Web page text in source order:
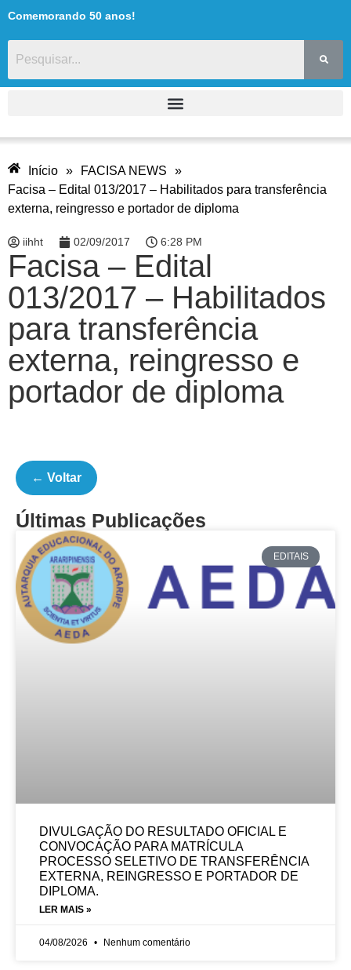
Comemorando 50 anos!
Início » FACISA NEWS
»
Facisa – Edital 013/2017 – Habilitados para transferência
externa, reingresso e portador de diploma
iihht 02/09/2017 6:28 PM
Facisa – Edital
013/2017 – Habilitados
para transferência
externa, reingresso e
portador de diploma
← Voltar
Últimas Publicações
EDITAIS
DIVULGAÇÃO DO RESULTADO OFICIAL E
CONVOCAÇÃO PARA MATRÍCULA
PROCESSO SELETIVO DE TRANSFERÊNCIA
EXTERNA, REINGRESSO E PORTADOR DE
DIPLOMA.
LER MAIS »
04/08/2026 Nenhum comentário